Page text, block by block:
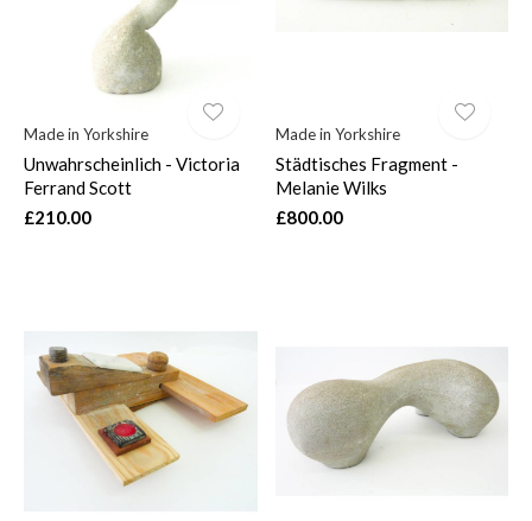
Made in Yorkshire
Unwahrscheinlich - Victoria
Ferrand Scott
£210.00
Made in Yorkshire
Städtisches Fragment -
Melanie Wilks
£800.00